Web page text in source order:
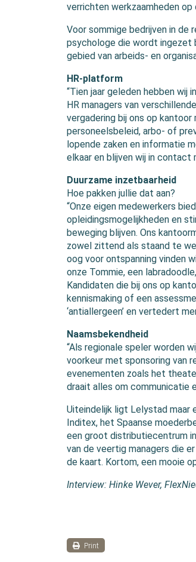
verrichten werkzaamheden
Voor sommige bedrijven in de
psychologe die wordt ingezet
gebied van arbeids- en
HR-platform
“Tien jaar geleden hebben wij
HR managers van
vergadering bij ons op
personeelsbeleid, arbo- of
lopende zaken en informatie
elkaar en blijven wij in contact
Duurzame inzetbaarheid
Hoe pakken jullie dat aan?
“Onze eigen medewerkers
opleidingsmogelijkheden en
beweging blijven. Ons
zowel zittend als staand te
oog voor ontspanning vinden
onze Tommie, een
Kandidaten die bij ons op
kennismaking of een
‘antiallergeen’ en vertedert
Naamsbekendheid
“Als regionale speler worden
voorkeur met sponsoring van
evenementen zoals het
draait alles om communicatie en
Uiteindelijk ligt Lelystad maar
Inditex, het Spaanse
een groot distributiecentrum
van de veertig managers die
de kaart. Kortom, een mooie
Interview: Hinke Wever,
Print